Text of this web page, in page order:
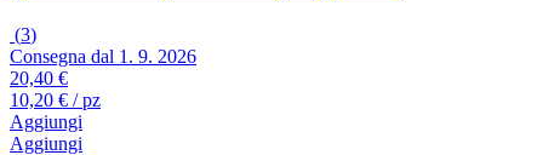
(3)
Consegna dal 1. 9. 2026
20,40 €
10,20 € / pz
Aggiungi
Aggiungi